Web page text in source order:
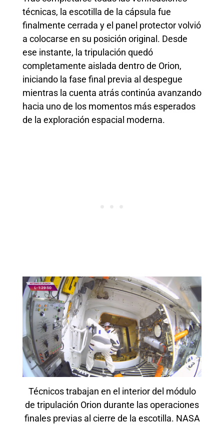
técnicas, la escotilla de la cápsula fue
finalmente cerrada y el panel protector volvió
a colocarse en su posición original. Desde
ese instante, la tripulación quedó
completamente aislada dentro de Orion,
iniciando la fase final previa al despegue
mientras la cuenta atrás continúa avanzando
hacia uno de los momentos más esperados
de la exploración espacial moderna.
Técnicos trabajan en el interior del módulo
de tripulación Orion durante las operaciones
finales previas al cierre de la escotilla. NASA